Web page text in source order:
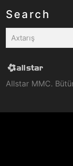
Search
Allstar MMC.